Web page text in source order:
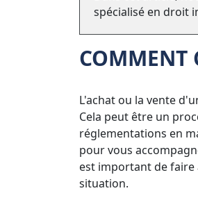
spécialisé en droit
COMMENT
L'achat ou la vente
Cela peut être un
réglementations en
pour vous
est important de
situation.